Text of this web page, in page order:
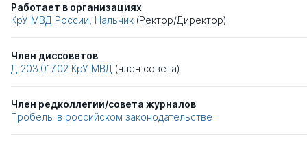
Работает в организациях
КрУ МВД России, Нальчик (Ректор/Директор)
Член диссоветов
Д 203.017.02 КрУ МВД (член совета)
Член редколлегии/совета журналов
Пробелы в российском законодательстве